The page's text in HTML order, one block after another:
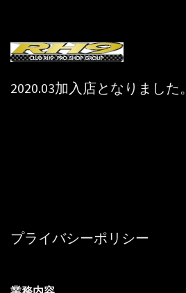
2020.03加入店となりました。
プライバシーポリシー